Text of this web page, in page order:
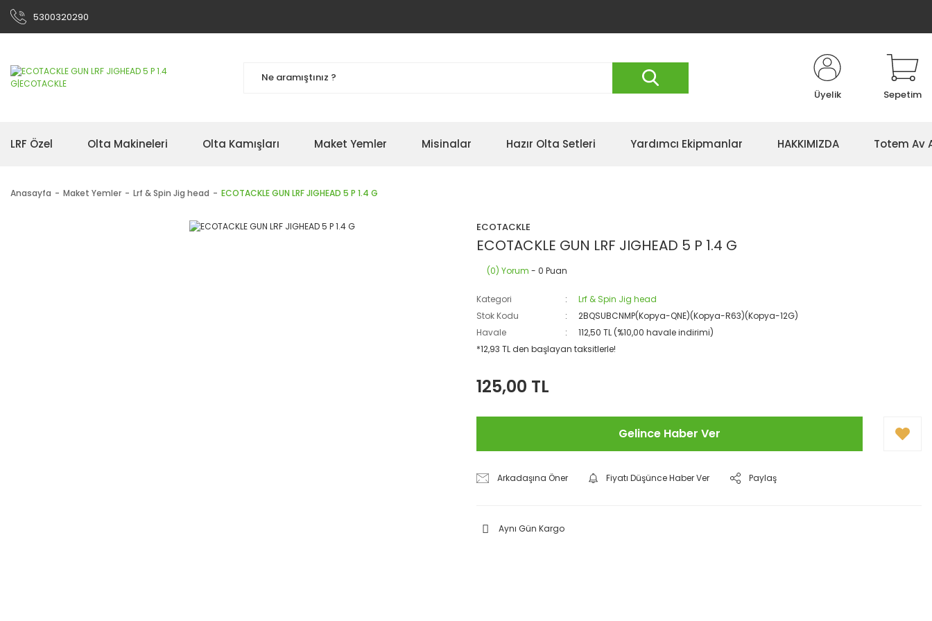
5300320290
Üyelik Sepetim
LRF Özel Olta Makineleri Olta Kamışları Maket Yemler Misinalar Hazır Olta Setleri Yardımcı Ekipmanlar HAKKIMIZDA Totem Av
Anasayfa Maket Yemler Lrf & Spin Jig head ECOTACKLE GUN LRF JIGHEAD 5 P 1.4 G
ECOTACKLE
ECOTACKLE GUN LRF JIGHEAD 5 P 1.4 G
(0) Yorum - 0 Puan
Kategori
Lrf & Spin Jig head
Stok Kodu
2BQSUBCNMP(Kopya-QNE)(Kopya-R63)(Kopya-12G)
Havale
112,50 TL (%10,00 havale indirimi)
*12,93 TL den başlayan taksitlerle!
125,00 TL
Gelince Haber Ver
Arkadaşına Öner Fiyatı Düşünce Haber Ver Paylaş
Aynı Gün Kargo